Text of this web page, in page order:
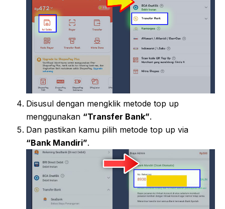
Disusul dengan mengklik metode top up
menggunakan “Transfer Bank”.
Dan pastikan kamu pilih metode top up via
“Bank Mandiri”.